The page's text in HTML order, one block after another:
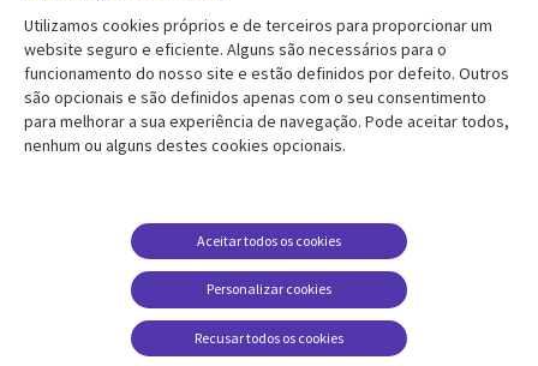
Fusões
Media Center
Library
PORTUGAL
AJUDA
Legal
Acessibilidade
Ethics-Hotline
Legal
Centro de Gestão de
Social
Media
PORTUGAL
Utilizamos cookies próprios e de terceiros para proporcionar um
website seguro e eficiente. Alguns são necessários para o
funcionamento do nosso site e estão definidos por defeito. Outros
são opcionais e são definidos apenas com o seu consentimento
para melhorar a sua experiência de navegação. Pode aceitar todos,
nenhum ou alguns destes cookies opcionais.
Personalizar cookies
Aceitar todos os cookies
Recusar todos os cookies